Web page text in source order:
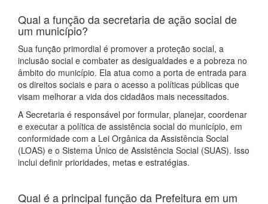
Qual a função da secretaria de ação social de
um município?
Sua função primordial é promover a proteção social, a
inclusão social e combater as desigualdades e a pobreza no
âmbito do município. Ela atua como a porta de entrada para
os direitos sociais e para o acesso a políticas públicas que
visam melhorar a vida dos cidadãos mais necessitados.
A Secretaria é responsável por formular, planejar, coordenar
e executar a política de assistência social do município, em
conformidade com a Lei Orgânica da Assistência Social
(LOAS) e o Sistema Único de Assistência Social (SUAS). Isso
inclui definir prioridades, metas e estratégias.
Qual é a principal função da Prefeitura em um